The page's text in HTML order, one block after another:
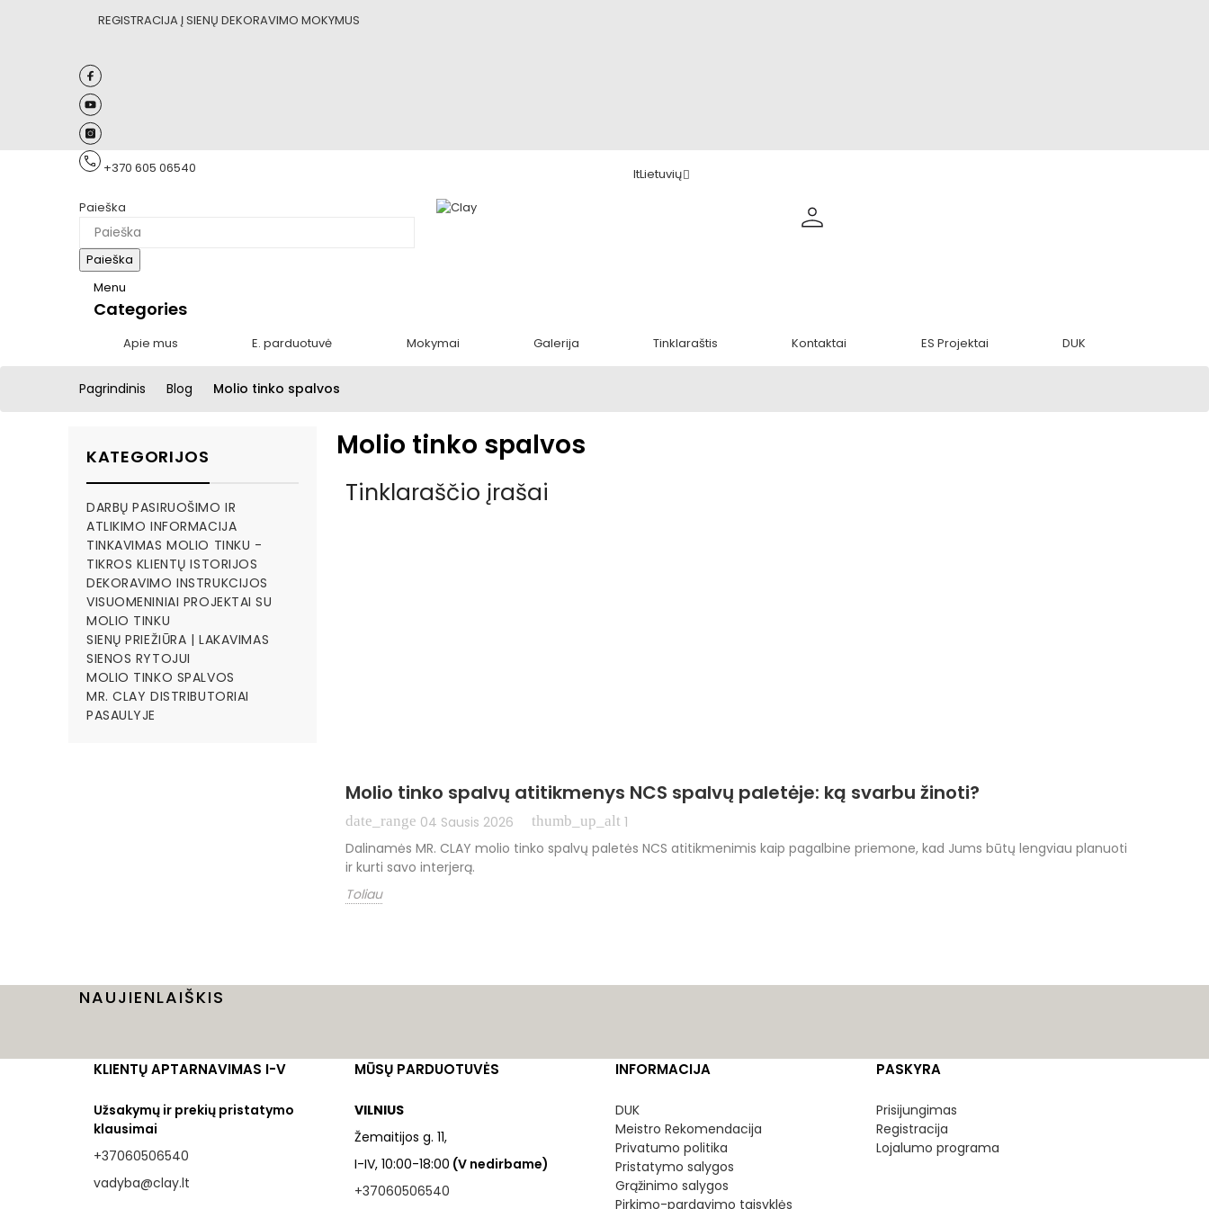
REGISTRACIJA Į SIENŲ DEKORAVIMO MOKYMUS
+370 605 06540 ltLietuvių
Paieška
Paieška
Menu
Categories
Apie mus E. parduotuvė Mokymai Galerija Tinklaraštis Kontaktai ES Projektai DUK
Pagrindinis Blog Molio tinko spalvos
KATEGORIJOS
DARBŲ PASIRUOŠIMO IR
ATLIKIMO INFORMACIJA
TINKAVIMAS MOLIO TINKU -
TIKROS KLIENTŲ ISTORIJOS
DEKORAVIMO INSTRUKCIJOS
VISUOMENINIAI PROJEKTAI SU
MOLIO TINKU
SIENŲ PRIEŽIŪRA | LAKAVIMAS
SIENOS RYTOJUI
MOLIO TINKO SPALVOS
MR. CLAY DISTRIBUTORIAI
PASAULYJE
Molio tinko spalvos
Tinklaraščio įrašai
Molio tinko spalvų atitikmenys NCS spalvų paletėje: ką svarbu žinoti?
date_range 04 Sausis 2026 thumb_up_alt 1
Dalinamės MR. CLAY molio tinko spalvų paletės NCS atitikmenimis kaip pagalbine priemone, kad Jums būtų lengviau planuoti
ir kurti savo interjerą.
Toliau
NAUJIENLAIŠKIS
KLIENTŲ APTARNAVIMAS I-V
Užsakymų ir prekių pristatymo
klausimai
+37060506540
vadyba@clay.lt
MŪSŲ PARDUOTUVĖS
VILNIUS
Žemaitijos g. 11,
I-IV, 10:00-18:00 (V nedirbame)
+37060506540
INFORMACIJA
DUK
Meistro Rekomendacija
Privatumo politika
Pristatymo salygos
Grąžinimo salygos
Pirkimo-pardavimo taisyklės
PASKYRA
Prisijungimas
Registracija
Lojalumo programa